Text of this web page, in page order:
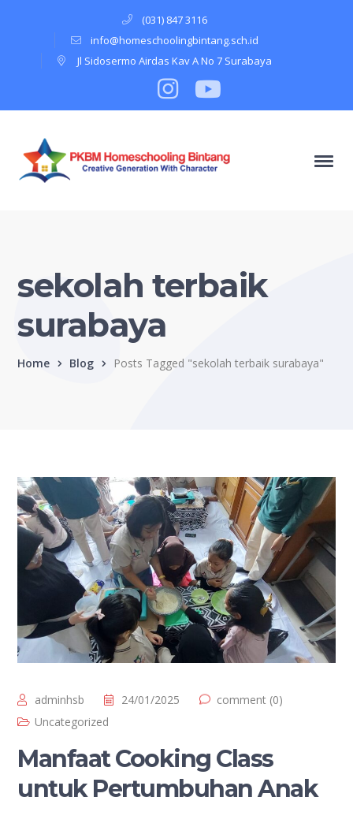
(031) 847 3116
info@homeschoolingbintang.sch.id
Jl Sidosermo Airdas Kav A No 7 Surabaya
Instagram
Profile
Youtube
sekolah terbaik
surabaya
Home Blog Posts Tagged "sekolah terbaik surabaya"
adminhsb 24/01/2025
comment (0)
Uncategorized
Manfaat Cooking Class
untuk Pertumbuhan Anak